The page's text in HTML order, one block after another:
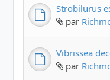
Strobilurus
par
Vibrissea
par